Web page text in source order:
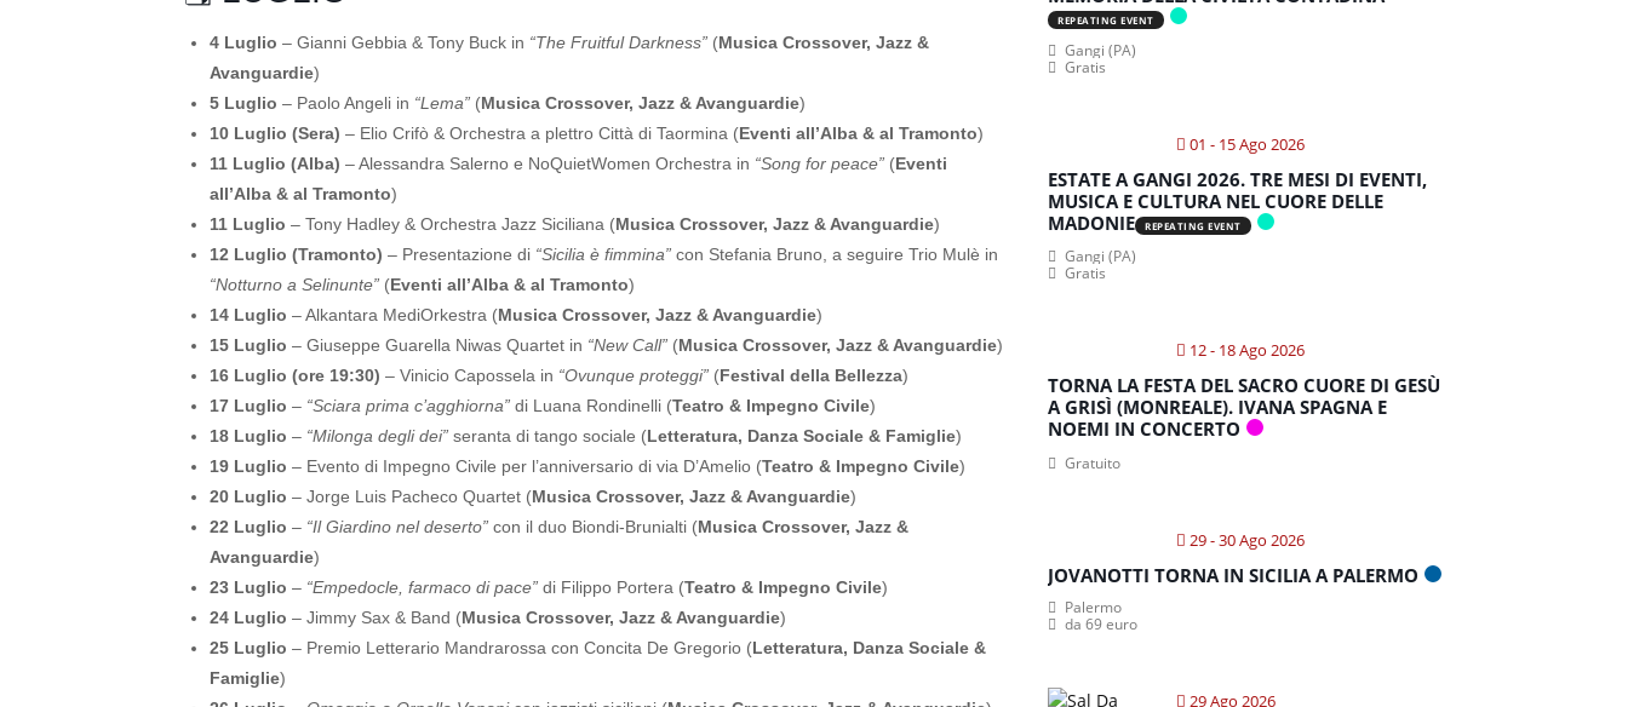
4 Luglio – Gianni Gebbia & Tony Buck in “The Fruitful Darkness” (Musica Crossover, Jazz &
Avanguardie)
5 Luglio – Paolo Angeli in “Lema” (Musica Crossover, Jazz & Avanguardie)
10 Luglio (Sera) – Elio Crifò & Orchestra a plettro Città di Taormina (Eventi all’Alba & al Tramonto)
11 Luglio (Alba) – Alessandra Salerno e NoQuietWomen Orchestra in “Song for peace” (Eventi
all’Alba & al Tramonto)
11 Luglio – Tony Hadley & Orchestra Jazz Siciliana (Musica Crossover, Jazz & Avanguardie)
12 Luglio (Tramonto) – Presentazione di “Sicilia è fimmina” con Stefania Bruno, a seguire Trio Mulè in
“Notturno a Selinunte” (Eventi all’Alba & al Tramonto)
14 Luglio – Alkantara MediOrkestra (Musica Crossover, Jazz & Avanguardie)
15 Luglio – Giuseppe Guarella Niwas Quartet in “New Call” (Musica Crossover, Jazz & Avanguardie)
16 Luglio (ore 19:30) – Vinicio Capossela in “Ovunque proteggi” (Festival della Bellezza)
17 Luglio – “Sciara prima c’agghiorna” di Luana Rondinelli (Teatro & Impegno Civile)
18 Luglio – “Milonga degli dei” seranta di tango sociale (Letteratura, Danza Sociale & Famiglie)
19 Luglio – Evento di Impegno Civile per l’anniversario di via D’Amelio (Teatro & Impegno Civile)
20 Luglio – Jorge Luis Pacheco Quartet (Musica Crossover, Jazz & Avanguardie)
22 Luglio – “Il Giardino nel deserto” con il duo Biondi-Brunialti (Musica Crossover, Jazz &
Avanguardie)
23 Luglio – “Empedocle, farmaco di pace” di Filippo Portera (Teatro & Impegno Civile)
24 Luglio – Jimmy Sax & Band (Musica Crossover, Jazz & Avanguardie)
25 Luglio – Premio Letterario Mandrarossa con Concita De Gregorio (Letteratura, Danza Sociale &
Famiglie)
REPEATING EVENT
Gangi (PA)
Gratis
01 - 15 Ago 2026
ESTATE A GANGI 2026. TRE MESI DI EVENTI,
MUSICA E CULTURA NEL CUORE DELLE
MADONIE
REPEATING EVENT
Gangi (PA)
Gratis
12 - 18 Ago 2026
TORNA LA FESTA DEL SACRO CUORE DI GESÙ
A GRISÌ (MONREALE). IVANA SPAGNA E
NOEMI IN CONCERTO
Gratuito
29 - 30 Ago 2026
JOVANOTTI TORNA IN SICILIA A PALERMO
Palermo
da 69 euro
29 Ago 2026